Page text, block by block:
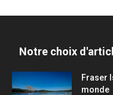
Notre choix
Fraser
monde